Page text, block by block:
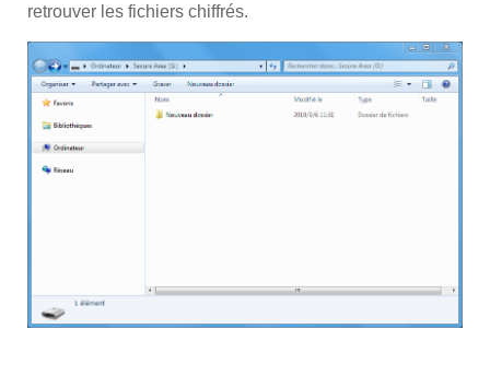
retrouver les fichiers chiffrés.